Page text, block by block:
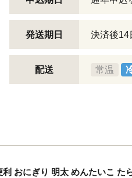
発送期日 決済後14
配送 常温
おにぎり 明太 めんたいこ た